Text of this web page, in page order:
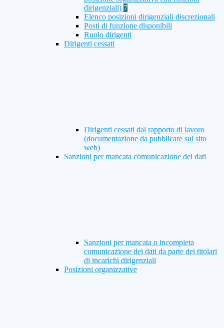
dirigenziali) 7
Elenco posizioni dirigenziali discrezionali
Posti di funzione disponibili
Ruolo dirigenti
Dirigenti cessati
Dirigenti cessati dal rapporto di lavoro
(documentazione da pubblicare sul sito
web)
Sanzioni per mancata comunicazione dei dati
Sanzioni per mancata o incompleta
comunicazione dei dati da parte dei titolari
di incarichi dirigenziali
Posizioni organizzative